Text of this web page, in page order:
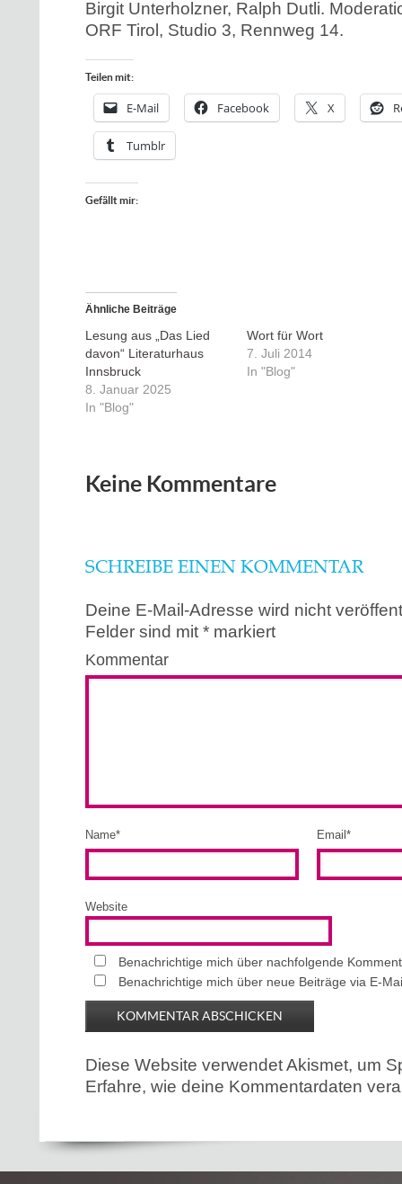
Birgit Unterholzner, Ralph Dutli.
ORF Tirol, Studio 3, Rennweg 14.
Teilen mit:
E-Mail Facebook X
Tumblr
Gefällt mir:
Ähnliche Beiträge
Lesung aus „Das Lied
davon“ Literaturhaus
Innsbruck
8. Januar 2025
In "Blog"
Wort für Wort
7. Juli 2014
In "Blog"
Keine Kommentare
SCHREIBE EINEN KOMMENTAR
Deine E-Mail-Adresse wird nicht
Felder sind mit * markiert
Kommentar
Name* Email *
Website
Benachrichtige mich über nachfolgende
Benachrichtige mich über neue Beiträge via E-
Diese Website verwendet Akismet, um
Erfahre, wie deine Kommentardaten